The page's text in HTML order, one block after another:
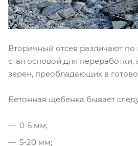
Вторичный отсев различают по
стал основой для переработки,
зерен, преобладающих в
Бетонная щебенка бывает
0-5 мм;
5-20 мм;